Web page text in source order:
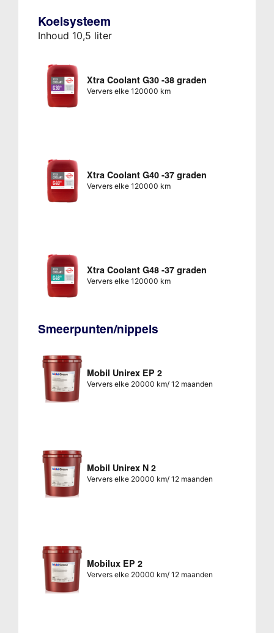
Koelsysteem
Inhoud 10,5 liter
Xtra Coolant G30 -38 graden
Ververs elke 120000 km
Xtra Coolant G40 -37 graden
Ververs elke 120000 km
Xtra Coolant G48 -37 graden
Ververs elke 120000 km
Smeerpunten/nippels
Mobil Unirex EP 2
Ververs elke 20000 km/ 12 maanden
Mobil Unirex N 2
Ververs elke 20000 km/ 12 maanden
Mobilux EP 2
Ververs elke 20000 km/ 12 maanden